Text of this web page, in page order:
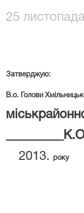
25
Затверджую:
В.о. Голови
року